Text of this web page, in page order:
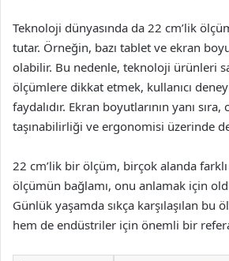
Teknoloji dünyasında da 22 cm’lik
tutar. Örneğin, bazı tablet ve ekran
olabilir. Bu nedenle, teknoloji ürünleri
ölçümlere dikkat etmek, kullanıcı
faydalıdır. Ekran boyutlarının yanı sıra,
taşınabilirliği ve ergonomisi üzerinde
22 cm’lik bir ölçüm, birçok alanda
ölçümün bağlamı, onu anlamak için
Günlük yaşamda sıkça karşılaşılan bu
hem de endüstriler için önemli bir